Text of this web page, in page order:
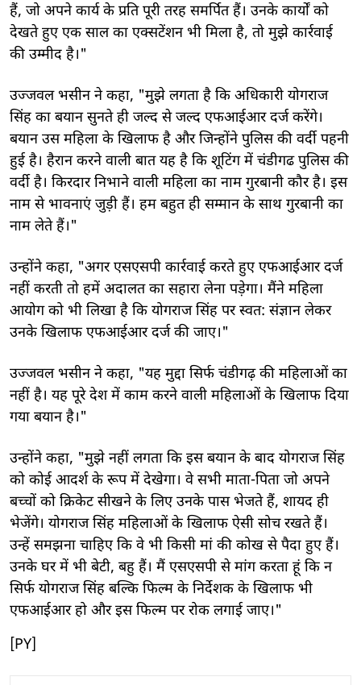
हैं, जो अपने कार्य के प्रति पूरी तरह समर्पित हैं। उनके कार्यों को
देखते हुए एक साल का एक्सटेंशन भी मिला है, तो मुझे कार्रवाई
की उम्मीद है।"
उज्जवल भसीन ने कहा, "मुझे लगता है कि अधिकारी योगराज
सिंह का बयान सुनते ही जल्द से जल्द एफआईआर दर्ज करेंगे।
बयान उस महिला के खिलाफ है और जिन्होंने पुलिस की वर्दी पहनी
हुई है। हैरान करने वाली बात यह है कि शूटिंग में चंडीगढ पुलिस की
वर्दी है। किरदार निभाने वाली महिला का नाम गुरबानी कौर है। इस
नाम से भावनाएं जुड़ी हैं। हम बहुत ही सम्मान के साथ गुरबानी का
नाम लेते हैं।"
उन्होंने कहा, "अगर एसएसपी कार्रवाई करते हुए एफआईआर दर्ज
नहीं करती तो हमें अदालत का सहारा लेना पड़ेगा। मैंने महिला
आयोग को भी लिखा है कि योगराज सिंह पर स्वत: संज्ञान लेकर
उनके खिलाफ एफआईआर दर्ज की जाए।"
उज्जवल भसीन ने कहा, "यह मुद्दा सिर्फ चंडीगढ़ की महिलाओं का
नहीं है। यह पूरे देश में काम करने वाली महिलाओं के खिलाफ दिया
गया बयान है।"
उन्होंने कहा, "मुझे नहीं लगता कि इस बयान के बाद योगराज सिंह
को कोई आदर्श के रूप में देखेगा। वे सभी माता-पिता जो अपने
बच्चों को क्रिकेट सीखने के लिए उनके पास भेजते हैं, शायद ही
भेजेंगे। योगराज सिंह महिलाओं के खिलाफ ऐसी सोच रखते हैं।
उन्हें समझना चाहिए कि वे भी किसी मां की कोख से पैदा हुए हैं।
उनके घर में भी बेटी, बहु हैं। मैं एसएसपी से मांग करता हूं कि न
सिर्फ योगराज सिंह बल्कि फिल्म के निर्देशक के खिलाफ भी
एफआईआर हो और इस फिल्म पर रोक लगाई जाए।"
[PY]